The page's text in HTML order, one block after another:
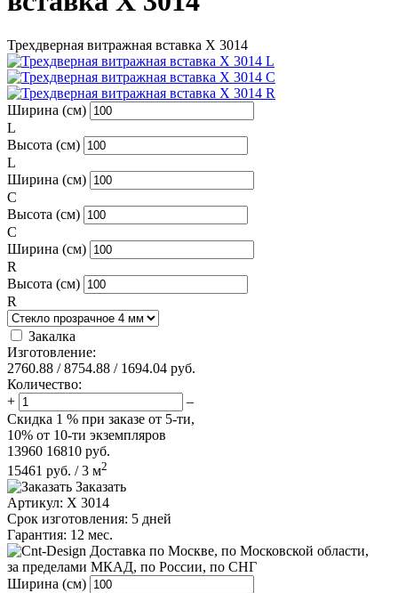
Трехдверная витражная вставка X 3014
Ширина (см)
L
Высота (см)
L
Ширина (см)
C
Высота (см)
C
Ширина (см)
R
Высота (см)
R
Закалка
Изготовление:
2760.88 /8754.88 / 1694.04 руб.
Количество:
+
–
Скидка 1 % при заказе от 5-ти,
10% от 10-ти экземпляров
13960 16810 руб.
15461 руб. /3 м2
Заказать
Артикул: X 3014
Срок изготовления: 5 дней
Гарантия: 12 мес.
по Москве, по Московской области,
за пределами МКАД, по России, по СНГ
Ширина (см)